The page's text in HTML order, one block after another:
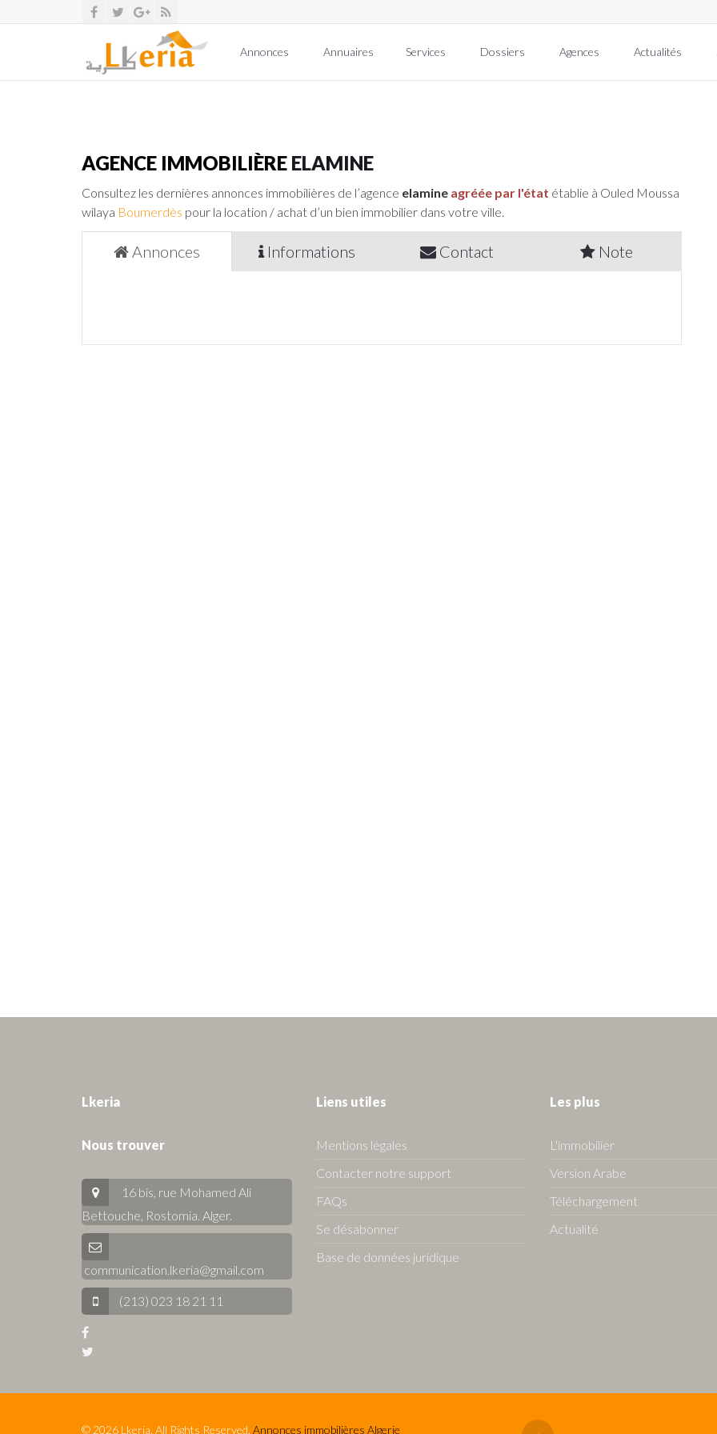
Annonces Annuaires Services Dossiers Agences Actualités
AGENCE IMMOBILIÈRE ELAMINE
Consultez les dernières annonces immobilières de l’agence elamine agréée par l'état établie à Ouled Moussa
wilaya Boumerdès pour la location / achat d’un bien immobilier dans votre ville.
Annonces Informations Contact Note
Lkeria
Nous trouver
16 bis, rue Mohamed Ali
Bettouche, Rostomia. Alger.
communication.lkeria@gmail.com
(213) 023 18 21 11
Liens utiles
Mentions légales
Contacter notre support
FAQs
Se désabonner
Base de données juridique
Les plus
L'immobilier
Version Arabe
Téléchargement
Actualité
© 2026 Lkeria. All Rights Reserved. Annonces immobilières Algerie